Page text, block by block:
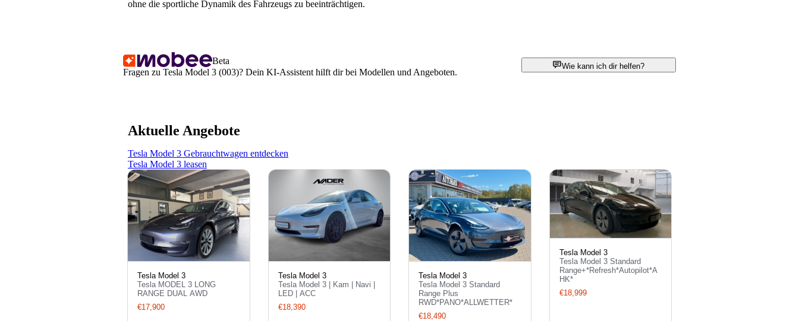
ohne die sportliche Dynamik des Fahrzeugs zu beeinträchtigen.
Beta
Fragen zu Tesla Model 3 (003)? Dein KI-Assistent hilft dir bei Modellen und Angeboten.
Wie kann ich dir helfen?
Aktuelle Angebote
Tesla Model 3 Gebrauchtwagen entdecken
Tesla Model 3 leasen
Tesla Model 3
Tesla MODEL 3 LONG
RANGE DUAL AWD
€17,900
Tesla Model 3
Tesla Model 3 | Kam | Navi |
LED | ACC
€18,390
Tesla Model 3
Tesla Model 3 Standard
Range Plus
RWD*PANO*ALLWETTER*
€18,490
Tesla Model 3
Tesla Model 3 Standard
Range+*Refresh*Autopilot*A
HK*
€18,999